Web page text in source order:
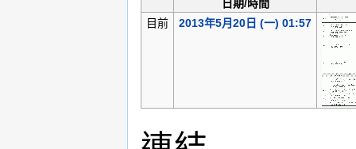
日期/時間
目前
2013年5月20日 (一) 01:57